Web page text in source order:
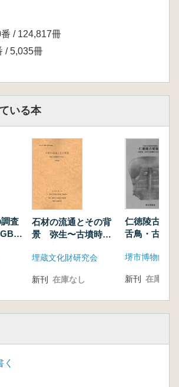
/ 124,817冊
/ 5,035冊
いる本
査
石材の流通とその背
景 弥生〜古墳時代
集
埋蔵文化財研究会
新刊 在庫なし
仁徳陵古墳
舌鳥・古市
堺市博物館
新刊 在庫なし